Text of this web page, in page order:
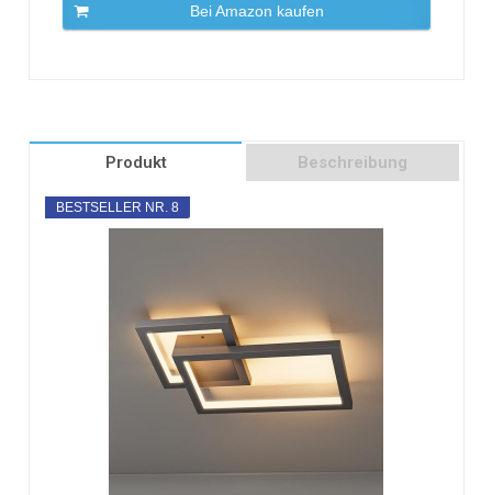
Bei Amazon kaufen
Produkt Beschreibung
BESTSELLER NR. 8